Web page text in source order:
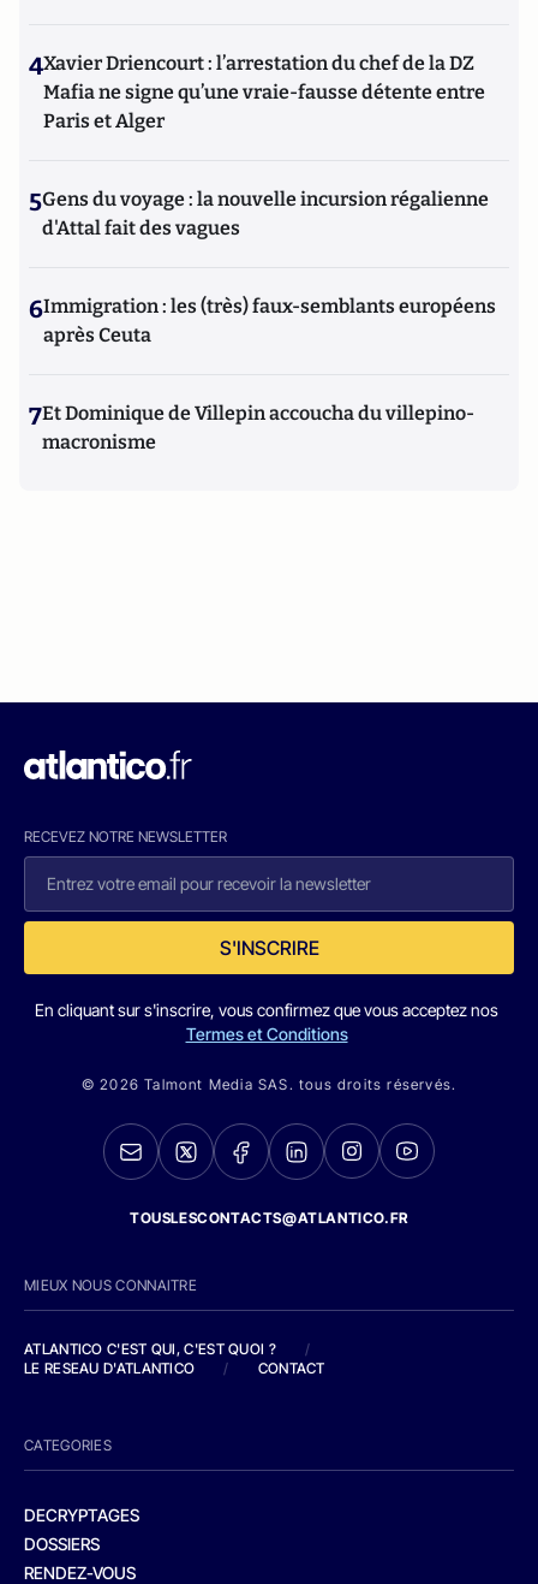
4Xavier Driencourt : l’arrestation du chef de la DZ
Mafia ne signe qu’une vraie-fausse détente entre
Paris et Alger
5Gens du voyage : la nouvelle incursion régalienne
d'Attal fait des vagues
6Immigration : les (très) faux-semblants européens
après Ceuta
7Et Dominique de Villepin accoucha du villepino-
macronisme
RECEVEZ NOTRE NEWSLETTER
S'INSCRIRE
En cliquant sur s'inscrire, vous confirmez que vous acceptez nos
Termes et Conditions
© 2026 Talmont Media SAS. tous droits réservés.
TOUSLESCONTACTS@ATLANTICO.FR
MIEUX NOUS CONNAITRE
ATLANTICO C'EST QUI, C'EST QUOI ?
/
LE RESEAU D'ATLANTICO
/ CONTACT
CATEGORIES
DECRYPTAGES
DOSSIERS
RENDEZ-VOUS